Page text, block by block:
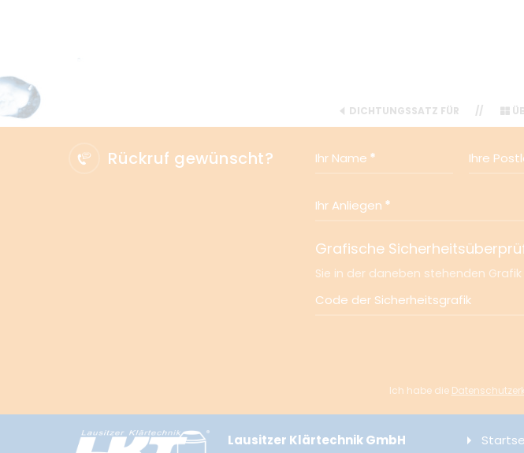
DICHTUNGSSATZ FÜR //
Rückruf gewünscht? Ihr Name Ihre
Ihr Anliegen
Grafische
Sie in der daneben stehenden
Code der Sicherheitsgrafik
Ich habe die
Lausitzer Klärtechnik GmbH